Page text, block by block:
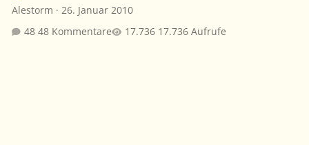
Alestorm · 26. Januar 2010
48 Kommentare
17.736 Aufrufe